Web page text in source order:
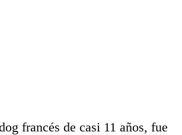
francés de casi 11 años, fue